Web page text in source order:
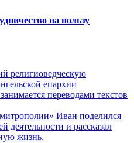
на пользу
религиоведческую
епархии
переводами текстов
Иван поделился
деятельности и рассказал
жизнь.